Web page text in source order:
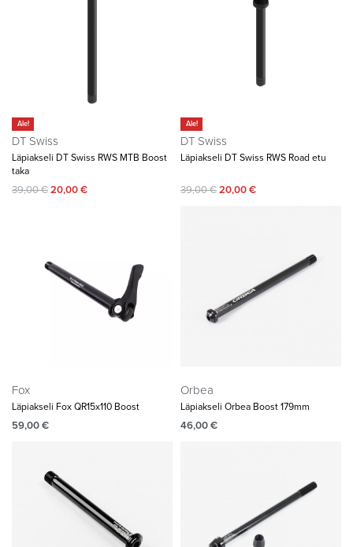
Ale!
DT Swiss
Läpiakseli DT Swiss RWS MTB Boost
taka
39,00€20,00€
Ale!
DT Swiss
Läpiakseli DT Swiss RWS Road etu
39,00€20,00€
Fox
Läpiakseli Fox QR15x110 Boost
59,00€
Orbea
Läpiakseli Orbea Boost 179mm
46,00€